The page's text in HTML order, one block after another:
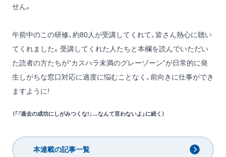
せん。
午前中のこの研修、約80人が受講してくれて、皆さん熱心に聴い
てくれました。受講してくれた人たちと本欄を読んでいただい
た読者の方たちが“カスハラ未満のグレーゾーン”が日常的に発
生しがちな窓口対応に過度に悩むことなく、前向きに仕事ができ
ますように!
（「『過去の成功にしがみつくな!』…なんて言わないよ」に続く）
本連載の記事一覧